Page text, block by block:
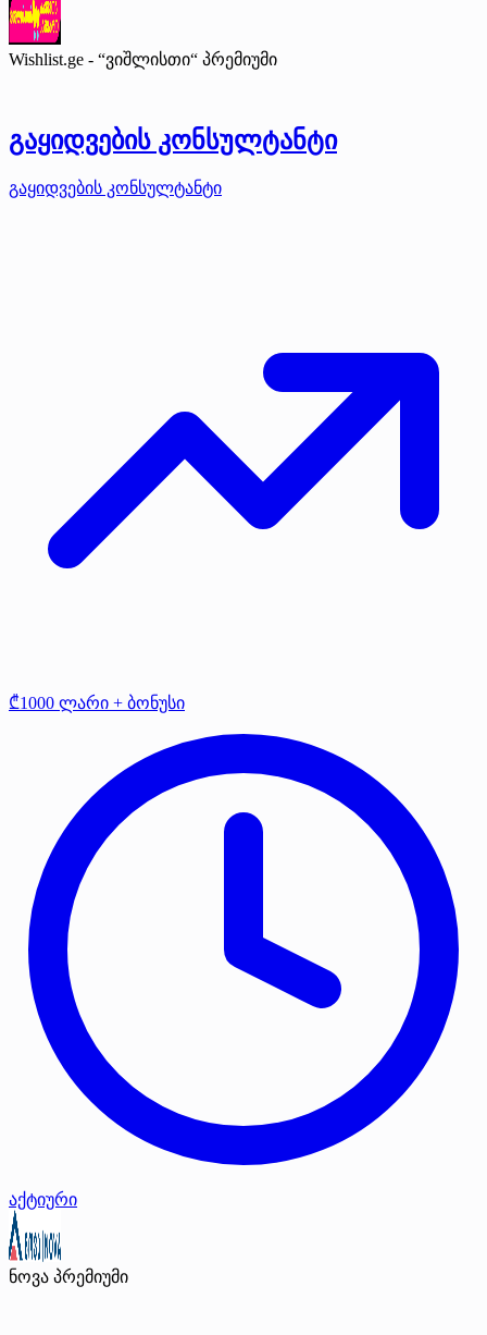
Wishlist.ge - “ვიშლისთი“ პრემიუმი
გაყიდვების კონსულტანტი
გაყიდვების კონსულტანტი
₾1000 ლარი + ბონუსი
აქტიური
ნოვა პრემიუმი